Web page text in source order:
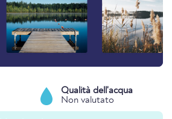
Qualità dell'acqua
Non valutato